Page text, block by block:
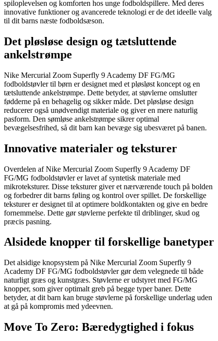
spiloplevelsen og komforten hos unge fodboldspillere. Med deres
innovative funktioner og avancerede teknologi er de det ideelle valg
til dit barns næste fodboldsæson.
Det pløsløse design og tætsluttende
ankelstrømpe
Nike Mercurial Zoom Superfly 9 Academy DF FG/MG
fodboldstøvler til børn er designet med et pløsløst koncept og en
tætsluttende ankelstrømpe. Dette betyder, at støvlerne omslutter
fødderne på en behagelig og sikker måde. Det pløsløse design
reducerer også unødvendigt materiale og giver en mere naturlig
pasform. Den sømløse ankelstrømpe sikrer optimal
bevægelsesfrihed, så dit barn kan bevæge sig ubesværet på banen.
Innovative materialer og teksturer
Overdelen af Nike Mercurial Zoom Superfly 9 Academy DF
FG/MG fodboldstøvler er lavet af syntetisk materiale med
mikroteksturer. Disse teksturer giver et nærværende touch på bolden
og forbedrer dit barns føling og kontrol over spillet. De forskellige
teksturer er designet til at optimere boldkontakten og give en bedre
fornemmelse. Dette gør støvlerne perfekte til driblinger, skud og
præcis pasning.
Alsidede knopper til forskellige banetyper
Det alsidige knopsystem på Nike Mercurial Zoom Superfly 9
Academy DF FG/MG fodboldstøvler gør dem velegnede til både
naturligt græs og kunstgræs. Støvlerne er udstyret med FG/MG
knopper, som giver optimalt greb på begge typer baner. Dette
betyder, at dit barn kan bruge støvlerne på forskellige underlag uden
at gå på kompromis med ydeevnen.
Move To Zero: Bæredygtighed i fokus